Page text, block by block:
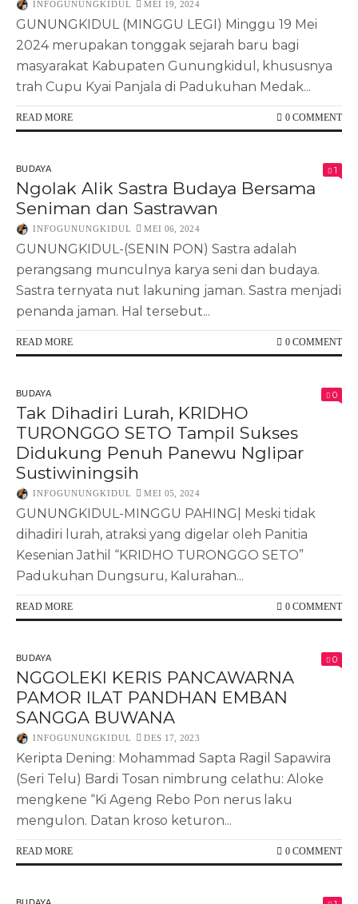
INFOGUNUNGKIDUL MEI 19, 2024
GUNUNGKIDUL (MINGGU LEGI) Minggu 19 Mei
2024 merupakan tonggak sejarah baru bagi
masyarakat Kabupaten Gunungkidul, khususnya
trah Cupu Kyai Panjala di Padukuhan Medak...
READ MORE 0 COMMENT
BUDAYA 1
Ngolak Alik Sastra Budaya Bersama
Seniman dan Sastrawan
INFOGUNUNGKIDUL MEI 06, 2024
GUNUNGKIDUL-(SENIN PON) Sastra adalah
perangsang munculnya karya seni dan budaya.
Sastra ternyata nut lakuning jaman. Sastra menjadi
penanda jaman. Hal tersebut...
READ MORE 0 COMMENT
BUDAYA 0
Tak Dihadiri Lurah, KRIDHO
TURONGGO SETO Tampil Sukses
Didukung Penuh Panewu Nglipar
Sustiwiningsih
INFOGUNUNGKIDUL MEI 05, 2024
GUNUNGKIDUL-MINGGU PAHING| Meski tidak
dihadiri lurah, atraksi yang digelar oleh Panitia
Kesenian Jathil “KRIDHO TURONGGO SETO”
Padukuhan Dungsuru, Kalurahan...
READ MORE 0 COMMENT
BUDAYA 0
NGGOLEKI KERIS PANCAWARNA
PAMOR ILAT PANDHAN EMBAN
SANGGA BUWANA
INFOGUNUNGKIDUL DES 17, 2023
Keripta Dening: Mohammad Sapta Ragil Sapawira
(Seri Telu) Bardi Tosan nimbrung celathu: Aloke
mengkene “Ki Ageng Rebo Pon nerus laku
mengulon. Datan kroso keturon...
READ MORE 0 COMMENT